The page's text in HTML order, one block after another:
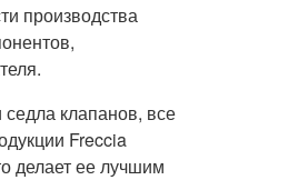
производства
клапанов, все
Freccia
делает ее лучшим